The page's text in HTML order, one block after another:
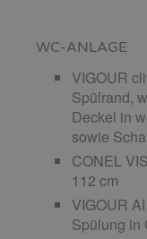
WC-ANLAGE
VIGOUR
Spülrand,
Deckel in
sowie
CONEL
112 cm
VIGOUR
Spülung in